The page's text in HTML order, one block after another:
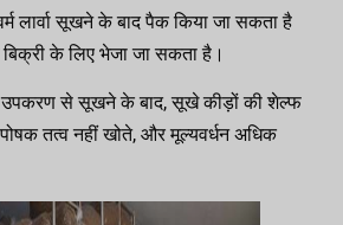
लार्वा सूखने के बाद पैक किया जा सकता है
बिक्री के लिए भेजा जा सकता है।
उपकरण से सूखने के बाद, सूखे कीड़ों की शेल्फ
तत्व नहीं खोते, और मूल्यवर्धन अधिक